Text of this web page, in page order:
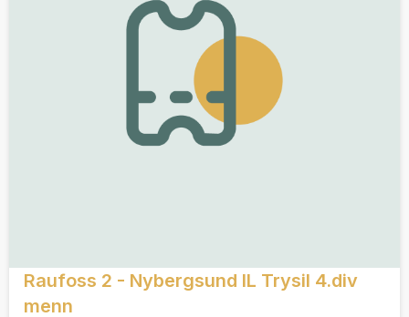
Raufoss 2 - Nybergsund IL Trysil 4.div
menn